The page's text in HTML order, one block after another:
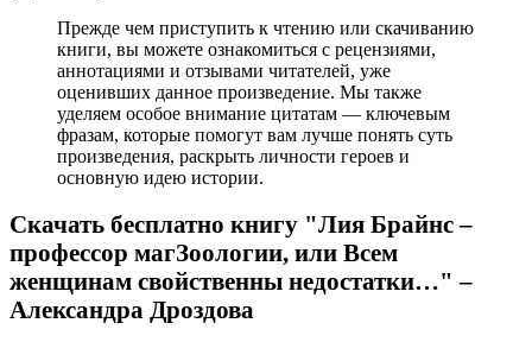
Прежде чем приступить к чтению или скачиванию
книги, вы можете ознакомиться с рецензиями,
аннотациями и отзывами читателей, уже
оценивших данное произведение. Мы также
уделяем особое внимание цитатам — ключевым
фразам, которые помогут вам лучше понять суть
произведения, раскрыть личности героев и
основную идею истории.
Скачать бесплатно книгу "Лия Брайнс –
профессор магЗоологии, или Всем
женщинам свойственны недостатки…" –
Александра Дроздова